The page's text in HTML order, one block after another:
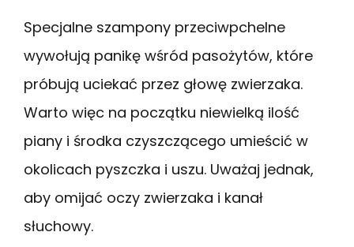
Specjalne szampony przeciwpchelne
wywołują panikę wśród pasożytów, które
próbują uciekać przez głowę zwierzaka.
Warto więc na początku niewielką ilość
piany i środka czyszczącego umieścić w
okolicach pyszczka i uszu. Uważaj jednak,
aby omijać oczy zwierzaka i kanał
słuchowy.